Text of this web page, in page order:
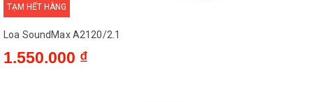
cứng cáp với chi tiết lưới kim loại bảo vệ các loa thành phần bên
màn hình LED cùng các nút chức năng điều khiển loa được thiết
kế “nổi” thay vì chìm dưới phần lưới kim loại. Chi tiết này tuy
TẠM HẾT HÀNG
Loa SoundMax A2120/2.1
1.550.000 ₫